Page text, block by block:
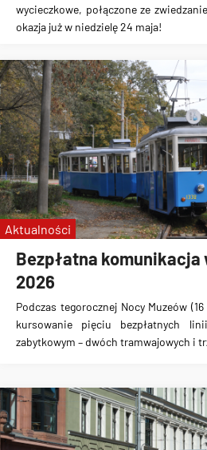
wycieczkowe, połączone ze
okazja już w niedzielę 24 maja!
Bezpłatna komunikacja
2026
Podczas tegorocznej Nocy Muzeów
kursowanie pięciu bezpłatnych
zabytkowym – dwóch tramwajowych i
Aktualności